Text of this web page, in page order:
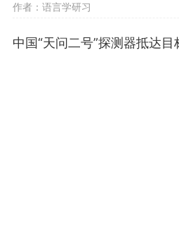
作者：语言学研习
中国“天问二号”探测器抵达目